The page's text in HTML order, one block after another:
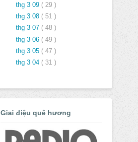
thg 3 09 ( 29 )
thg 3 08 ( 51 )
thg 3 07 ( 48 )
thg 3 06 ( 49 )
thg 3 05 ( 47 )
thg 3 04 ( 31 )
Giai điệu quê hương